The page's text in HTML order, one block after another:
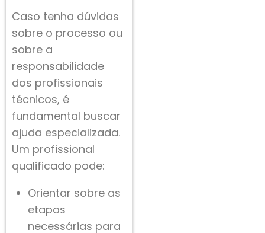
Caso tenha dúvidas
sobre o processo ou
sobre a
responsabilidade
dos profissionais
técnicos, é
fundamental buscar
ajuda especializada.
Um profissional
qualificado pode:
Orientar sobre as
etapas
necessárias para